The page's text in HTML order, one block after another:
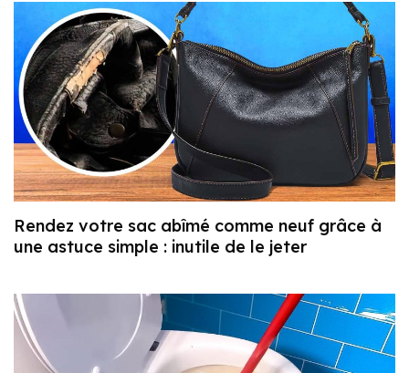
Rendez votre sac abîmé comme neuf grâce à
une astuce simple : inutile de le jeter